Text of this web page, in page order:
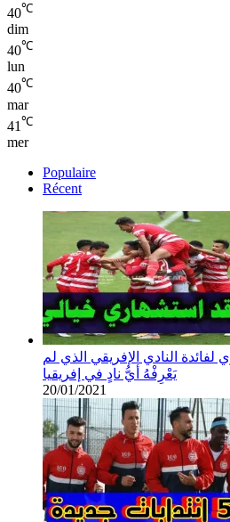
40℃
dim
40℃
lun
40℃
mar
41 ℃
mer
Populaire
Récent
لفائدة النادي الإفريقي الذي لم
يَعْرِفْهُ أيُّ نادٍ في إفريقيا
20/01/2021